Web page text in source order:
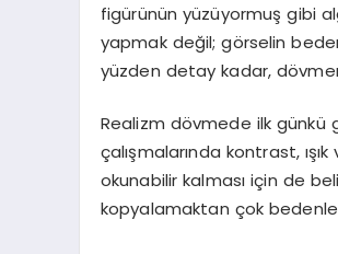
figürünün yüzüyormuş gibi
yapmak değil; görselin
yüzden detay kadar,
Realizm dövmede ilk günkü
çalışmalarında kontrast,
okunabilir kalması için de
kopyalamaktan çok